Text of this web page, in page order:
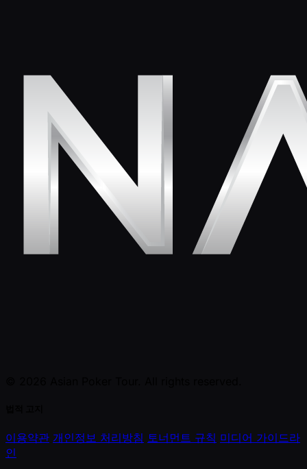
이용약관 개인정보 처리방침 토너먼트 규칙 미디어 가이드라
인